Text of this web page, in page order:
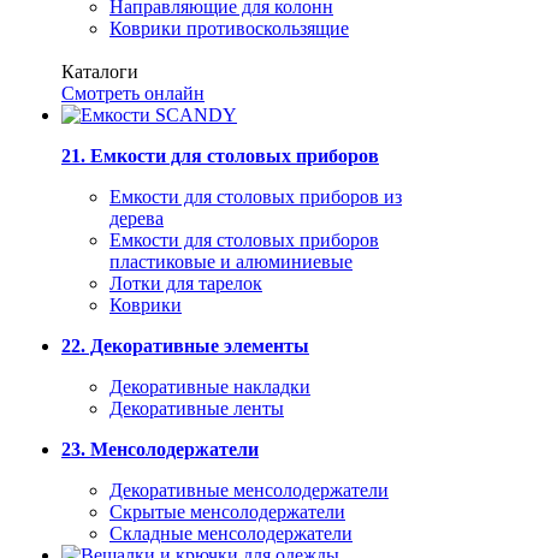
Направляющие для колонн
Коврики противоскользящие
Каталоги
Смотреть онлайн
21. Емкости для столовых приборов
Емкости для столовых приборов из
дерева
Емкости для столовых приборов
пластиковые и алюминиевые
Лотки для тарелок
Коврики
22. Декоративные элементы
Декоративные накладки
Декоративные ленты
23. Менсолодержатели
Декоративные менсолодержатели
Скрытые менсолодержатели
Складные менсолодержатели